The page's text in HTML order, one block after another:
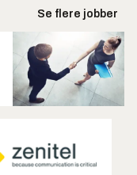
Se flere jobber